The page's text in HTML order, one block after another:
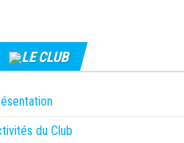
LE CLUB
du Club